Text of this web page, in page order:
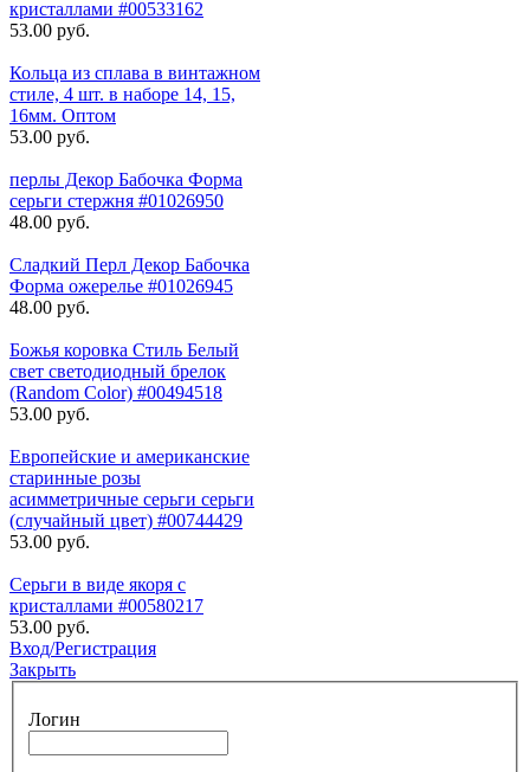
кристаллами #00533162
53.00 руб.
Кольца из сплава в винтажном
стиле, 4 шт. в наборе 14, 15,
16мм. Оптом
53.00 руб.
перлы Декор Бабочка Форма
серьги стержня #01026950
48.00 руб.
Сладкий Перл Декор Бабочка
Форма ожерелье #01026945
48.00 руб.
Божья коровка Стиль Белый
свет светодиодный брелок
(Random Color) #00494518
53.00 руб.
Европейские и американские
старинные розы
асимметричные серьги серьги
(случайный цвет) #00744429
53.00 руб.
Серьги в виде якоря с
кристаллами #00580217
53.00 руб.
Вход/Регистрация
Закрыть
Логин